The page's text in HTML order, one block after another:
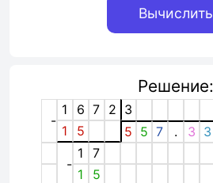
Решение:
-
1 6 7 2 3
1
5 5 5 7 . 3 3
-
1
7
1
5